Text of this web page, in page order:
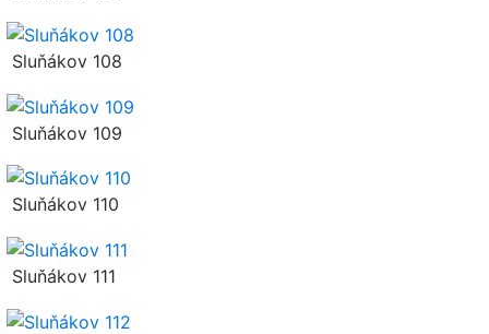
Sluňákov 108
Sluňákov 109
Sluňákov 110
Sluňákov 111